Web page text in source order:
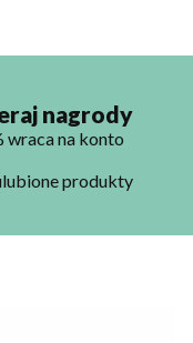
nagrody
wraca na konto
produkty